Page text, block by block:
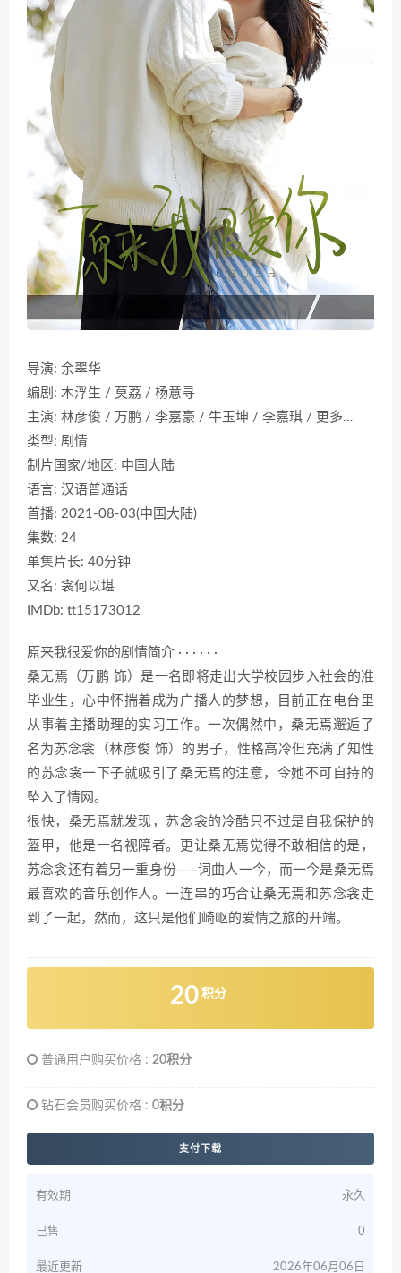
导演: 余翠华
编剧: 木浮生 / 莫荔 / 杨意寻
主演: 林彦俊 / 万鹏 / 李嘉豪 / 牛玉坤 / 李嘉琪 / 更多…
类型: 剧情
制片国家/地区: 中国大陆
语言: 汉语普通话
首播: 2021-08-03(中国大陆)
集数: 24
单集片长: 40分钟
又名: 衾何以堪
IMDb: tt15173012
原来我很爱你的剧情简介 · · · · · ·
桑无焉（万鹏 饰）是一名即将走出大学校园步入社会的准
毕业生，心中怀揣着成为广播人的梦想，目前正在电台里
从事着主播助理的实习工作。一次偶然中，桑无焉邂逅了
名为苏念衾（林彦俊 饰）的男子，性格高冷但充满了知性
的苏念衾一下子就吸引了桑无焉的注意，令她不可自持的
坠入了情网。
很快，桑无焉就发现，苏念衾的冷酷只不过是自我保护的
盔甲，他是一名视障者。更让桑无焉觉得不敢相信的是，
苏念衾还有着另一重身份——词曲人一今，而一今是桑无焉
最喜欢的音乐创作人。一连串的巧合让桑无焉和苏念衾走
到了一起，然而，这只是他们崎岖的爱情之旅的开端。
20 积分
普通用户购买价格 : 20积分
钻石会员购买价格 : 0积分
支付下载
有效期 永久
已售 0
最近更新 2026年06月06日